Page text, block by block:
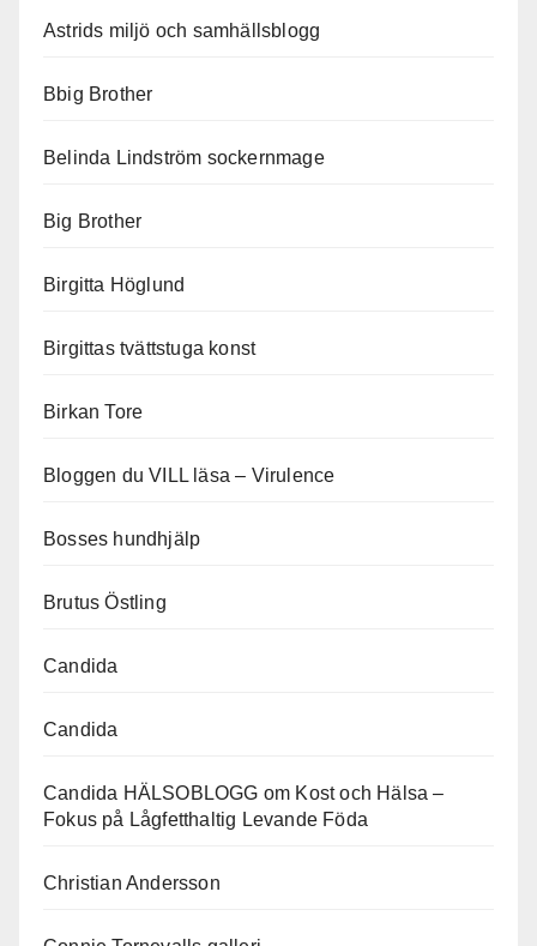
Astrids miljö och samhällsblogg
Bbig Brother
Belinda Lindström sockernmage
Big Brother
Birgitta Höglund
Birgittas tvättstuga konst
Birkan Tore
Bloggen du VILL läsa – Virulence
Bosses hundhjälp
Brutus Östling
Candida
Candida
Candida HÄLSOBLOGG om Kost och Hälsa –
Fokus på Lågfetthaltig Levande Föda
Christian Andersson